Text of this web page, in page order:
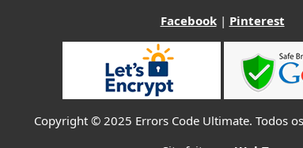
Facebook| Pinterest
Copyright © 2025 Errors Code Ultimate. Todos